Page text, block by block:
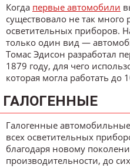
Когда первые автомобили
существовало не так много
осветительных приборов.
только один вид —
Томас Эдисон разработал
1879 году, для чего
которая могла работать до
ГАЛОГЕННЫЕ
Галогенные
всех осветительных
благодаря новому
производительности, до